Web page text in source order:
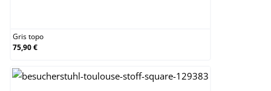
Gris topo
75,90 €